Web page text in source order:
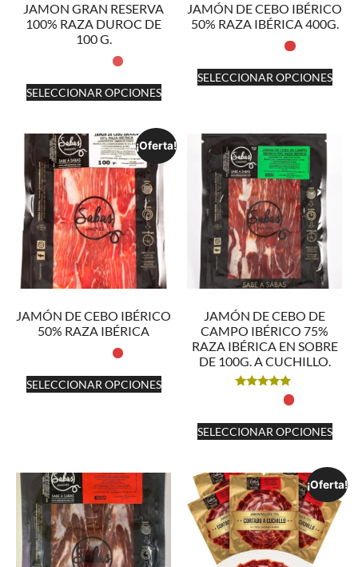
JAMON GRAN RESERVA
100% RAZA DUROC DE
100 G.
SELECCIONAR OPCIONES
JAMÓN DE CEBO IBÉRICO
50% RAZA IBÉRICA 400G.
SELECCIONAR OPCIONES
¡Oferta!
JAMÓN DE CEBO IBÉRICO
50% RAZA IBÉRICA
SELECCIONAR OPCIONES
JAMÓN DE CEBO DE
CAMPO IBÉRICO 75%
RAZA IBÉRICA EN SOBRE
DE 100G. A CUCHILLO.
Valorado
de 5
SELECCIONAR OPCIONES
¡Oferta!